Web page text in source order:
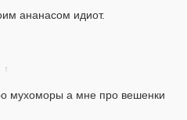
ананасом идиот.
↑
мухоморы а мне про вешенки